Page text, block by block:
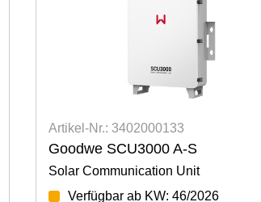
Artikel-Nr.: 3402000143
Goodwe 4G Kit-G20
Kommunikationsdongle
6 Stück verfügbar